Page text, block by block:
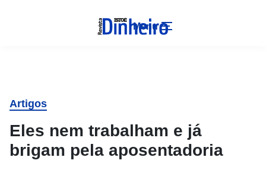
Menu
Artigos
Eles nem trabalham e já
brigam pela aposentadoria